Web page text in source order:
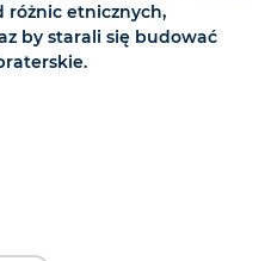
różnic etnicznych,
by starali się budować